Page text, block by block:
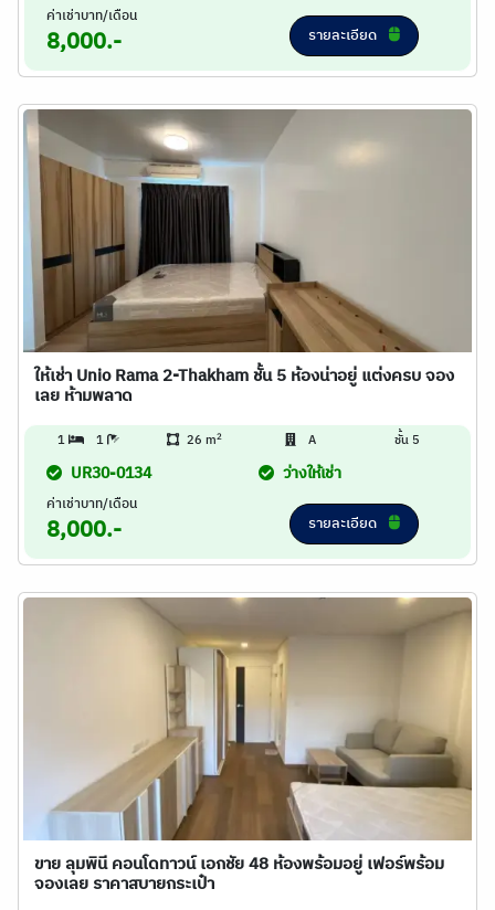
ค่าเช่าบาท/เดือน
8,000.- รายละเอียด
ให้เช่า Unio Rama 2-Thakham ชั้น 5 ห้องน่าอยู่ แต่งครบ จอง
เลย ห้ามพลาด
1 1 26 m2 A ชั้น 5
UR30-0134 ว่างให้เช่า
ค่าเช่าบาท/เดือน
8,000.- รายละเอียด
ขาย ลุมพินี คอนโดทาวน์ เอกชัย 48 ห้องพร้อมอยู่ เฟอร์พร้อม
จองเลย ราคาสบายกระเป๋า